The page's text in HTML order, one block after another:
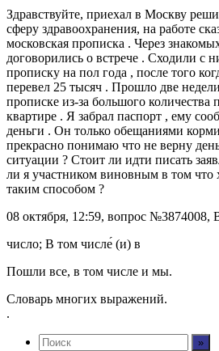
Здравствуйте, приехал в Москву
сферу здравоохранения, на работе
московская прописка . Через
договорились о встрече . Сходили с
прописку на пол года , после того
перевел 25 тысяч . Прошло две
прописке из-за большого
квартире . Я забрал паспорт , ему
деньги . Он только обещаниями
прекрасно понимаю что не верну
ситуации ? Стоит ли идти писать
ли я участником виновным в том что
таким способом ?
08 октября, 12:59, вопрос №3874008,
число; В том числе́ (и) в
Пошли все, в том числе и мы.
Словарь многих выражений.
.